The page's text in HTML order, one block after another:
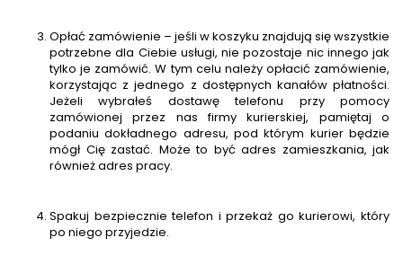
Opłać zamówienie – jeśli w koszyku znajdują się wszystkie
potrzebne dla Ciebie usługi, nie pozostaje nic innego jak
tylko je zamówić. W tym celu należy opłacić zamówienie,
korzystając z jednego z dostępnych kanałów płatności.
Jeżeli wybrałeś dostawę telefonu przy pomocy
zamówionej przez nas firmy kurierskiej, pamiętaj o
podaniu dokładnego adresu, pod którym kurier będzie
mógł Cię zastać. Może to być adres zamieszkania, jak
również adres pracy.
Spakuj bezpiecznie telefon i przekaż go kurierowi, który
po niego przyjedzie.